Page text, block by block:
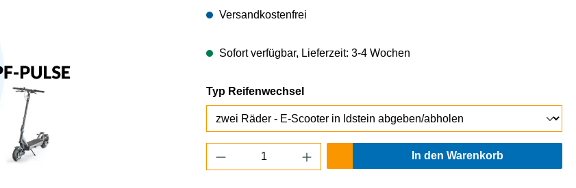
Versandkostenfrei
Sofort verfügbar, Lieferzeit: 3-4 Wochen
Typ Reifenwechselauswählen
Produkt Anzahl: Gib den gewünschten Wert ein
In den Warenkorb